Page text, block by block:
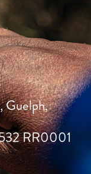
Guelph,
RR0001